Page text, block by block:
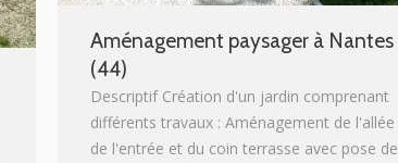
Aménagement paysager à Nantes
(44)
Descriptif Création d'un jardin comprenant
différents travaux : Aménagement de l'allée
de l'entrée et du coin terrasse avec pose de